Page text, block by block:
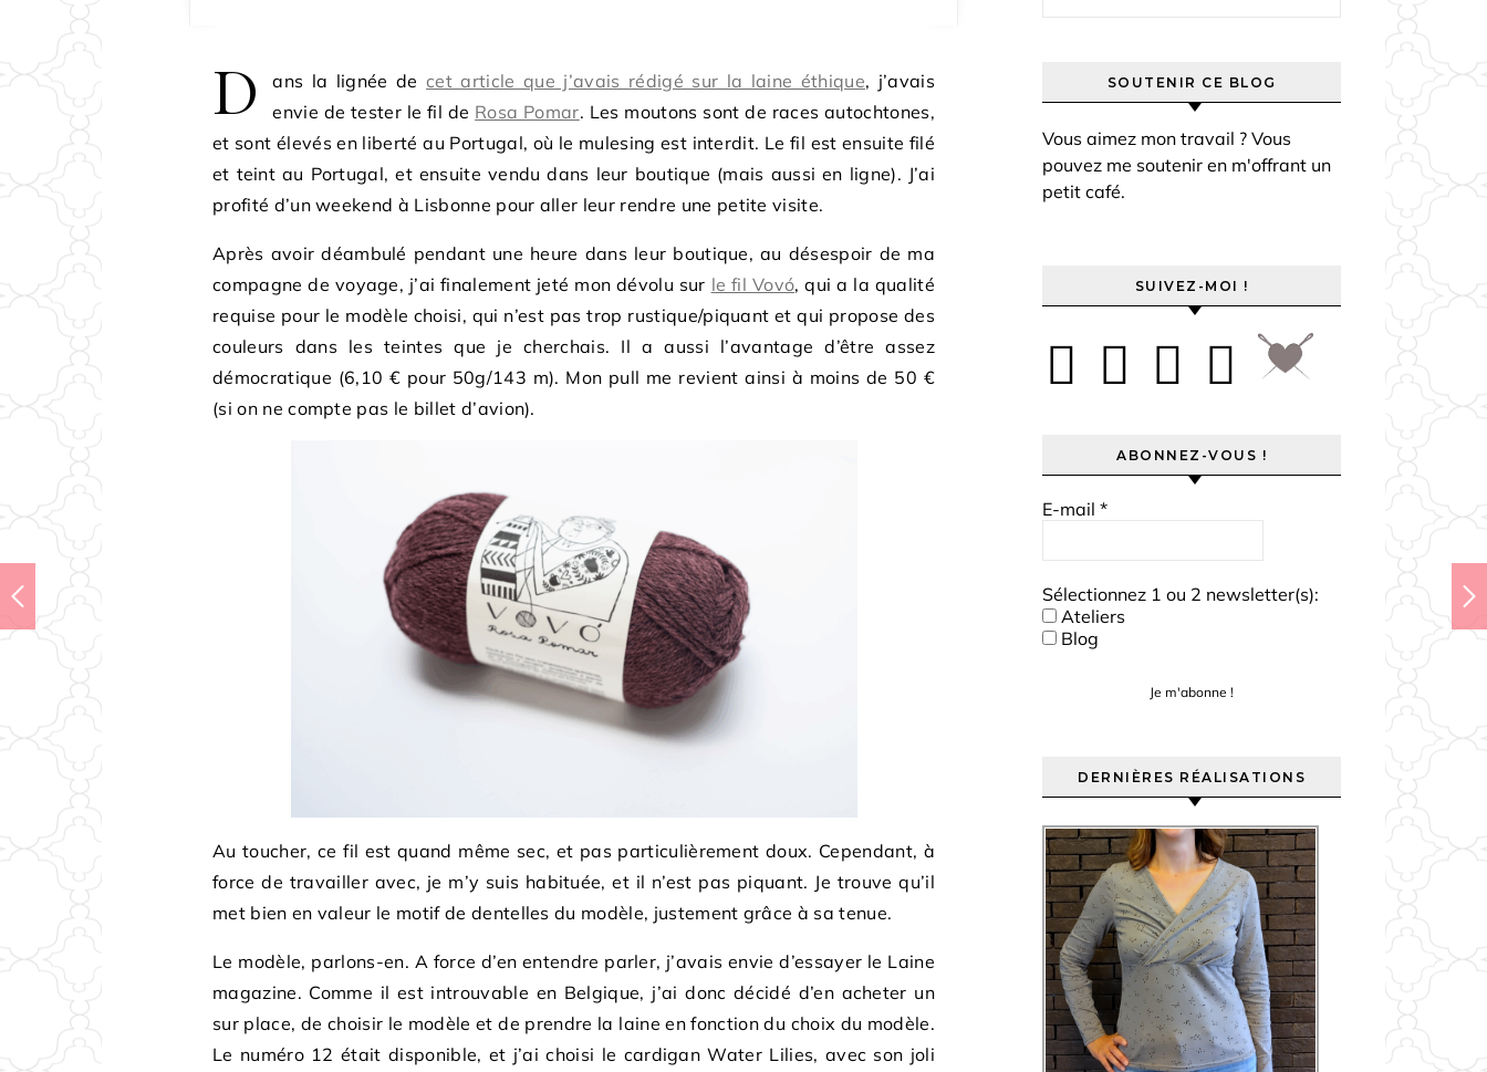
D ans la lignée decet article que j’avais rédigé sur la laine éthique, j’avais
envie de tester le fil de Rosa Pomar. Les moutons sont de races autochtones,
et sont élevés en liberté au Portugal, où le mulesing est interdit. Le fil est ensuite filé
et teint au Portugal, et ensuite vendu dans leur boutique (mais aussi en ligne). J’ai
profité d’un weekend à Lisbonne pour aller leur rendre une petite visite.
Après avoir déambulé pendant une heure dans leur boutique, au désespoir de ma
compagne de voyage, j’ai finalement jeté mon dévolu sur le fil Vovó, qui a la qualité
requise pour le modèle choisi, qui n’est pas trop rustique/piquant et qui propose des
couleurs dans les teintes que je cherchais. Il a aussi l’avantage d’être assez
démocratique (6,10 € pour 50g/143 m). Mon pull me revient ainsi à moins de 50 €
(si on ne compte pas le billet d’avion).
Au toucher, ce fil est quand même sec, et pas particulièrement doux. Cependant, à
force de travailler avec, je m’y suis habituée, et il n’est pas piquant. Je trouve qu’il
met bien en valeur le motif de dentelles du modèle, justement grâce à sa tenue.
Le modèle, parlons-en. A force d’en entendre parler, j’avais envie d’essayer le Laine
magazine. Comme il est introuvable en Belgique, j’ai donc décidé d’en acheter un
sur place, de choisir le modèle et de prendre la laine en fonction du choix du modèle.
Le numéro 12 était disponible, et j’ai choisi le cardigan Water Lilies, avec son joli
SOUTENIR CE BLOG
Vous aimez mon travail ? Vous
pouvez me soutenir en m'offrant un
petit café.
SUIVEZ-MOI !
ABONNEZ-VOUS !
E-mail *
Sélectionnez 1 ou 2 newsletter(s):
Ateliers
Blog
DERNIÈRES RÉALISATIONS